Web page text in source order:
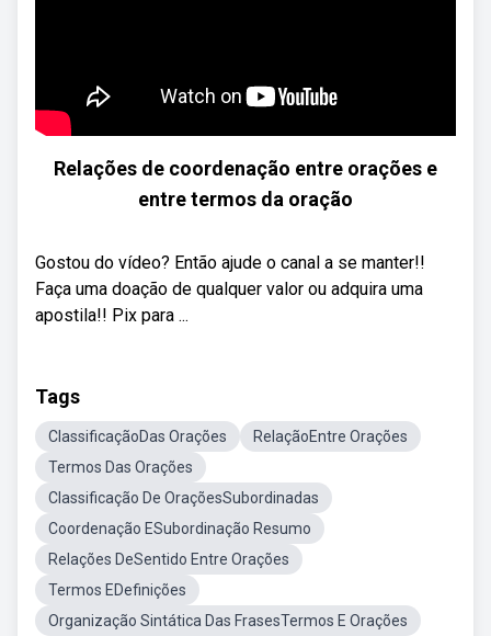
Relações de coordenação entre orações e
entre termos da oração
Gostou do vídeo? Então ajude o canal a se manter!!
Faça uma doação de qualquer valor ou adquira uma
apostila!! Pix para ...
Tags
ClassificaçãoDas Orações
RelaçãoEntre Orações
Termos Das Orações
Classificação De OraçõesSubordinadas
Coordenação ESubordinação Resumo
Relações DeSentido Entre Orações
Termos EDefinições
Organização Sintática Das FrasesTermos E Orações